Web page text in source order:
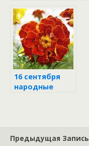
16 сентября
народные
Предыдущая Запись